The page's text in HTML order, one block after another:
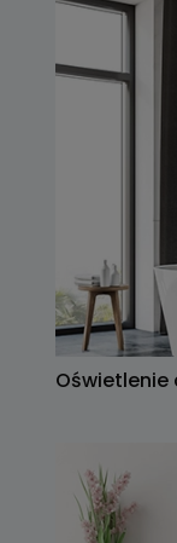
Oświetlenie